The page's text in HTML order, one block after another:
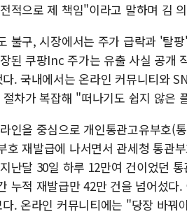
적으로 제 책임"이라고 말하며 김
불구, 시장에서는 주가 급락과 '탈
된 쿠팡Inc 주가는 유출 사실 공개
. 국내에서는 온라인 커뮤니티와
차가 복잡해 "떠나기도 쉽지 않은
인을 중심으로 개인통관고유부호(
호 재발급에 나서면서 관세청 통관
난달 30일 하루 12만여 건이었던
누적 재발급만 42만 건을 넘어섰
. 온라인 커뮤니티에는 "당장 바